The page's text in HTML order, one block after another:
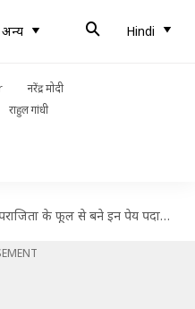
अन्य Hindi
नरेंद्र मोदी
राहुल गांधी
के फूल से बने इन पेय पदार्थों का करें सेवन, मिनटों में आ जाएगी ताजगी